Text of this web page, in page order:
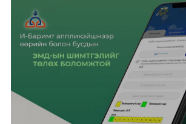
Өнөөдөр дөрвөн
ХЯЗГААРЛАНА
2025/04/25 0
Ази, Номхон далайн
"Аспак-2025" ч...
2025/04/24